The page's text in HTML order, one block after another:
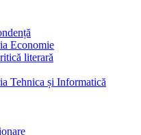
Economie
literară
Tehnica și Informatică